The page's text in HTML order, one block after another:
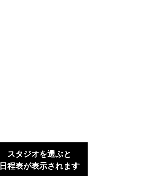
スタジオを選ぶと
日程表が表示されます